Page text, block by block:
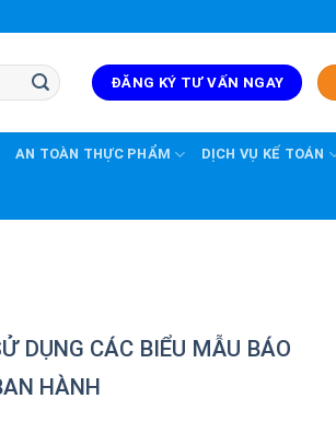
ĐĂNG KÝ TƯ VẤN NGAY
AN TOÀN THỰC PHẨM DỊCH VỤ KẾ TOÁN
DỤNG CÁC BIỂU MẪU BÁO
HÀNH